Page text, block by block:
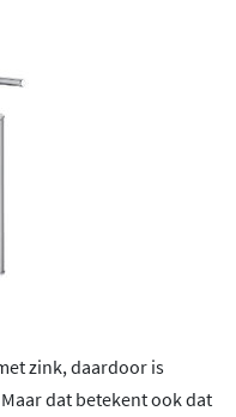
zink, daardoor is
dat betekent ook dat